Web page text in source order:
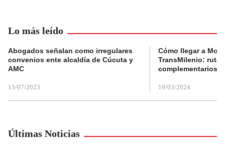
Lo más leído
Abogados señalan como irregulares
convenios ente alcaldía de Cúcuta y
AMC
13/07/2023
Cómo llegar a
TransMilenio:
complementarios
19/03/2024
Últimas Noticias